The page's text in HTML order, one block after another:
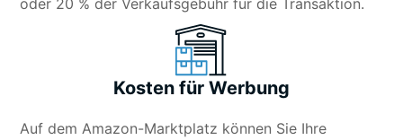
oder 20 % der Verkaufsgebühr für die Transaktion.
Kosten für Werbung
Auf dem Amazon-Marktplatz können Sie Ihre